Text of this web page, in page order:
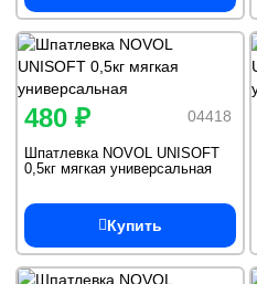
04418
480 ₽
Шпатлевка NOVOL UNISOFT
0,5кг мягкая универсальная
Купить